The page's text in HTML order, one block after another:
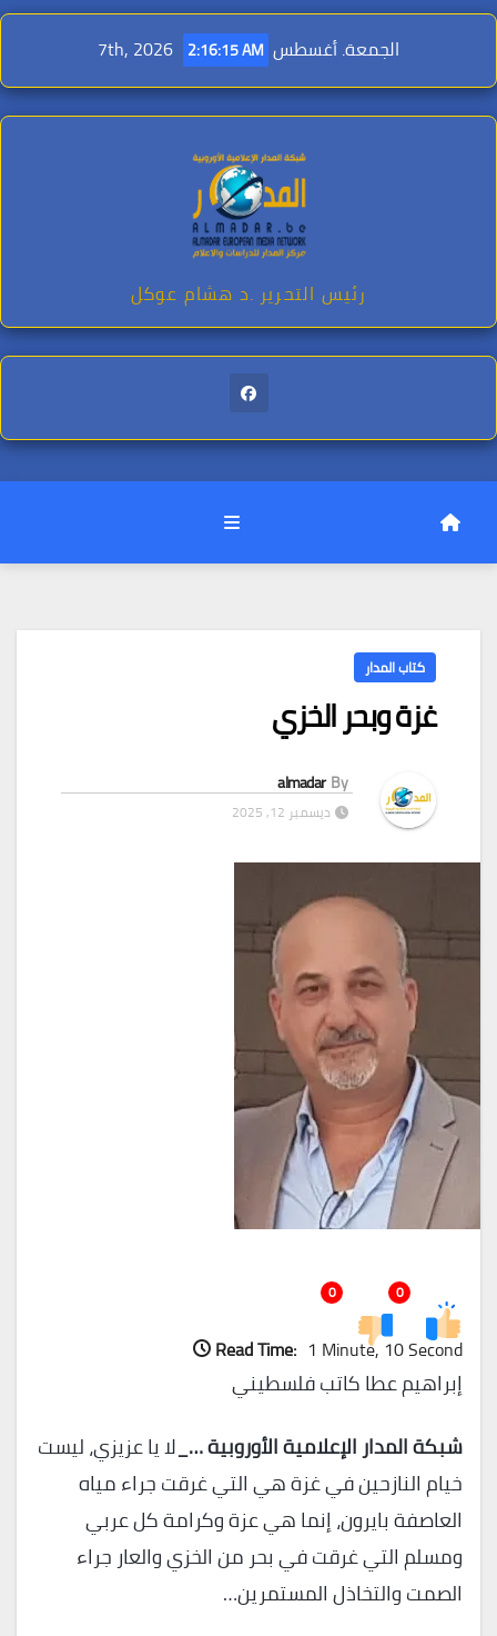
Skip
content
الجمعة. أغسطس 7th, 2026 2:16:17 AM
رئيس التحرير .د هشام عوكل
كتاب المدار
غزة وبحر الخزي
By
almadar
ديسمبر 12, 2025
0
0
Read Time: 1 Minute, 10 Second
إبراهيم عطا كاتب فلسطيني
شبكة المدار الإعلامية الأوروبية …_لا يا عزيزي، ليست
خيام النازحين في غزة هي التي غرقت جراء مياه
العاصفة بايرون، إنما هي عزة وكرامة كل عربي
ومسلم التي غرقت في بحر من الخزي والعار جراء
الصمت والتخاذل المستمرين…